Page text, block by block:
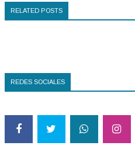
RELATED POSTS
REDES SOCIALES